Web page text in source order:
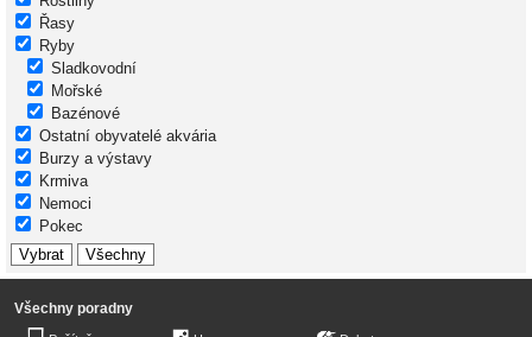
Řasy
Ryby
Sladkovodní
Mořské
Bazénové
Ostatní obyvatelé akvária
Burzy a výstavy
Krmiva
Nemoci
Pokec
Všechny poradny